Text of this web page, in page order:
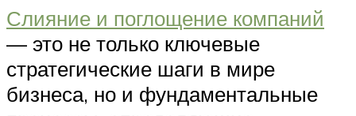
Слияние и поглощение компаний
— это не только ключевые
стратегические шаги в мире
бизнеса, но и фундаментальные